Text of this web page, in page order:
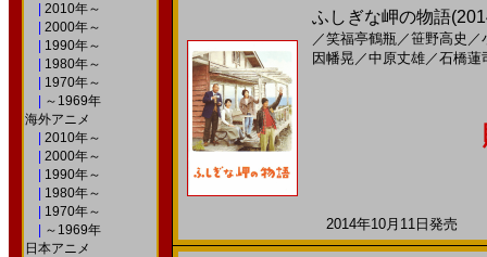
2010年～
2000年～
1990年～
1980年～
1970年～
～1969年
海外アニメ
2010年～
2000年～
1990年～
1980年～
1970年～
～1969年
日本アニメ
ふしぎな岬の物語
／笑福亭鶴瓶／笹野高史 ／
因幡晃／中原丈雄／石橋蓮
2014年10月11日発売